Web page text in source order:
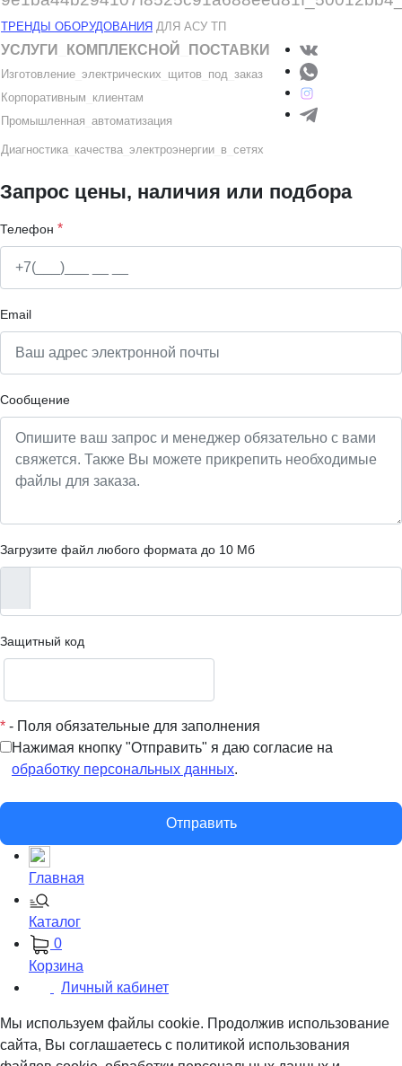
ТРЕНДЫ ОБОРУДОВАНИЯ ДЛЯ АСУ ТП
УСЛУГИ КОМПЛЕКСНОЙ ПОСТАВКИ
Изготовление электрических щитов под заказ
Корпоративным клиентам
Промышленная автоматизация
Диагностика качества электроэнергии в сетях
Запрос цены, наличия или подбора
Телефон *
Email
Сообщение
Загрузите файл любого формата до 10 Мб
Защитный код
* - Поля обязательные для заполнения
Нажимая кнопку "Отправить" я даю согласие на
обработку персональных данных.
Отправить
Главная
Каталог
0
Корзина
Личный кабинет
Мы используем файлы cookie. Продолжив использование
сайта, Вы соглашаетесь с политикой использования